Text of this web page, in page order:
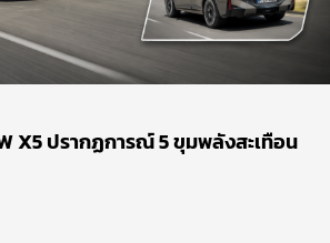
X5 ปรากฏการณ์ 5 ขุมพลังสะเทือน